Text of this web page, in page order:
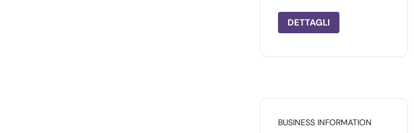
DETTAGLI
BUSINESS INFORMATION